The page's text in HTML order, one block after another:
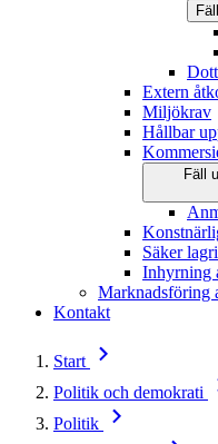
Extern
Miljökrav
Hållbar
Fäll
Säker
Inhyrning
Marknadsföring
Kontakt
Start
Politik och demokrati
Politik